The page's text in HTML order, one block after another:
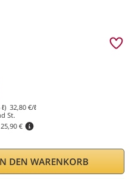
32,80 €/ℓ
St.
25,90 €
DEN WARENKORB